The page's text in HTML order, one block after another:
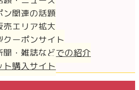
ン関連の話題
売エリア拡大
クーポンサイト
聞・雑誌などでの紹介
ト購入サイト